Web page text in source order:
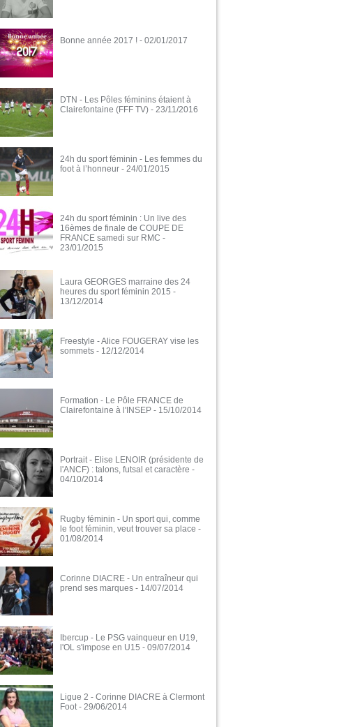
Bonne année 2017 ! - 02/01/2017
DTN - Les Pôles féminins étaient à
Clairefontaine (FFF TV) - 23/11/2016
24h du sport féminin - Les femmes du
foot à l’honneur - 24/01/2015
24h du sport féminin : Un live des
16èmes de finale de COUPE DE
FRANCE samedi sur RMC -
23/01/2015
Laura GEORGES marraine des 24
heures du sport féminin 2015 -
13/12/2014
Freestyle - Alice FOUGERAY vise les
sommets - 12/12/2014
Formation - Le Pôle FRANCE de
Clairefontaine à l'INSEP - 15/10/2014
Portrait - Elise LENOIR (présidente de
l'ANCF) : talons, futsal et caractère -
04/10/2014
Rugby féminin - Un sport qui, comme
le foot féminin, veut trouver sa place -
01/08/2014
Corinne DIACRE - Un entraîneur qui
prend ses marques - 14/07/2014
Ibercup - Le PSG vainqueur en U19,
l'OL s'impose en U15 - 09/07/2014
Ligue 2 - Corinne DIACRE à Clermont
Foot - 29/06/2014